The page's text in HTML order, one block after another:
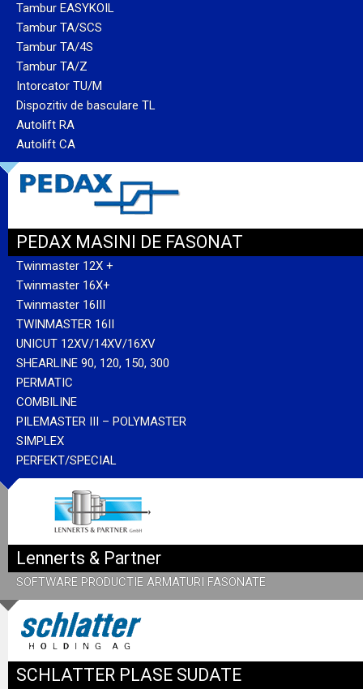
Tambur EASYKOIL
Tambur TA/SCS
Tambur TA/4S
Tambur TA/Z
Intorcator TU/M
Dispozitiv de basculare TL
Autolift RA
Autolift CA
PEDAX MASINI DE FASONAT
Twinmaster 12X +
Twinmaster 16X+
Twinmaster 16III
TWINMASTER 16II
UNICUT 12XV/14XV/16XV
SHEARLINE 90, 120, 150, 300
PERMATIC
COMBILINE
PILEMASTER III – POLYMASTER
SIMPLEX
PERFEKT/SPECIAL
Lennerts & Partner
SOFTWARE PRODUCTIE ARMATURI FASONATE
SCHLATTER PLASE SUDATE